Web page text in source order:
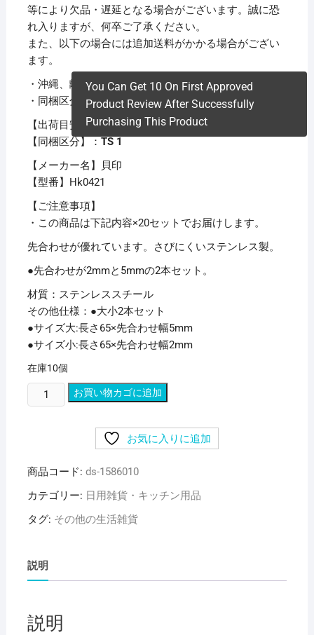
等により欠品・遅延となる場合がございます。誠に恐
れ入りますが、何卒ご了承ください。
また、以下の場合には追加送料がかかる場合がござい
ます。
・沖縄、離島および一部地域への配送時
・同梱区分が異なる商品の複数購入時
【出荷目安】：1 – 5営業日 ※土日・祝除く
【同梱区分】： TS 1
【メーカー名】貝印
【型番】Hk0421
【ご注意事項】
・この商品は下記内容×20セットでお届けします。
先合わせが優れています。さびにくいステンレス製。
●先合わせが2mmと5mmの2本セット。
材質：ステンレススチール
その他仕様：●大小2本セット
●サイズ大:長さ65×先合わせ幅5mm
●サイズ小:長さ65×先合わせ幅2mm
在庫10個
You Can Get 10 On First Approved
Product Review After Successfully
Purchasing This Product
（ま
と
Bs
毛
き・
ユ
セ
お買い物カゴに追加
お気に入りに追加
商品コード: ds-1586010
カテゴリー: 日用雑貨・キッチン用品
タグ: その他の生活雑貨
説明
説明